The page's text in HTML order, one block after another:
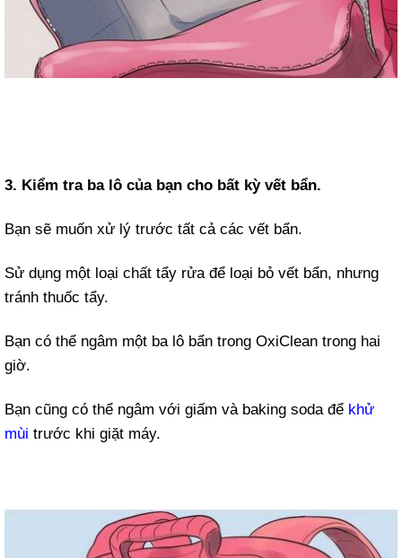
3. Kiểm tra ba lô của bạn cho bất kỳ vết bẩn.
Bạn sẽ muốn xử lý trước tất cả các vết bẩn.
Sử dụng một loại chất tẩy rửa để loại bỏ vết bẩn, nhưng
tránh thuốc tẩy.
Bạn có thể ngâm một ba lô bẩn trong OxiClean trong hai
giờ.
Bạn cũng có thể ngâm với giấm và baking soda để khử
mùi trước khi giặt máy.